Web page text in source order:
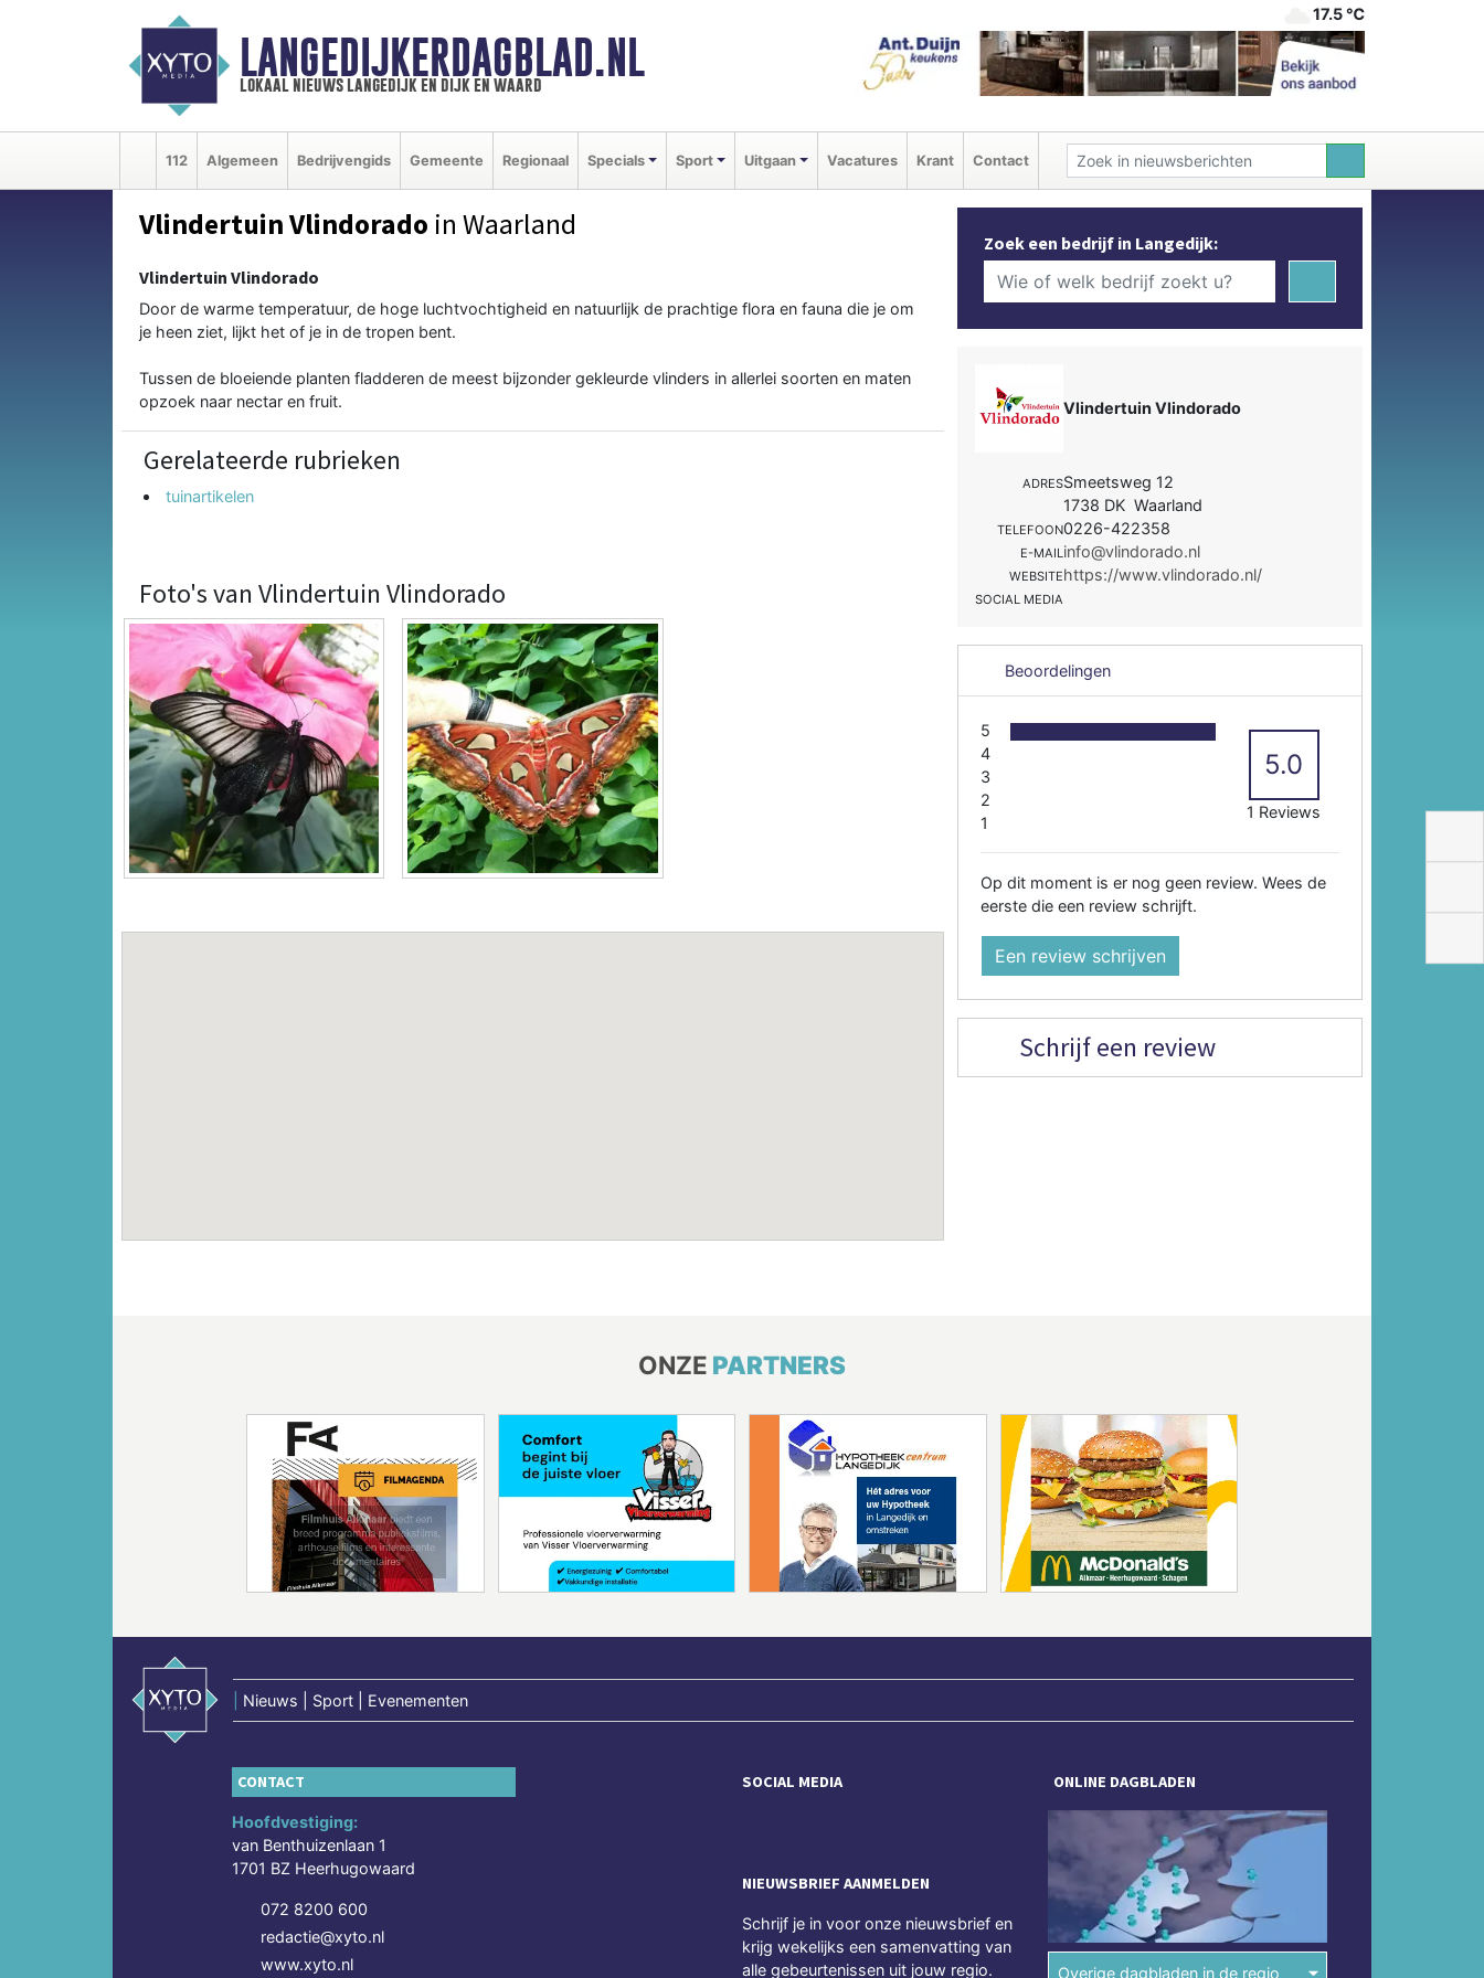
LANGEDIJKERDAGBLAD.NL
lokaal nieuws langedijk en dijk en waard
17.5 ℃
112 Algemeen Bedrijvengids Gemeente Regionaal Specials Sport Uitgaan Vacatures Krant Contact
Vlindertuin Vlindorado in Waarland
Vlindertuin Vlindorado
Door de warme temperatuur, de hoge luchtvochtigheid en natuurlijk de prachtige flora en fauna die je om
je heen ziet, lijkt het of je in de tropen bent.
Tussen de bloeiende planten fladderen de meest bijzonder gekleurde vlinders in allerlei soorten en maten
opzoek naar nectar en fruit.
Gerelateerde rubrieken
tuinartikelen
Foto's van Vlindertuin Vlindorado
Zoek een bedrijf in Langedijk:
Vlindertuin Vlindorado
ADRESSmeetsweg 12
1738 DK Waarland
TELEFOON0226-422358
E-MAILinfo@vlindorado.nl
WEBSITEhttps://www.vlindorado.nl/
SOCIAL MEDIA
Beoordelingen
5
4
3
2
1
5.0
1 Reviews
Op dit moment is er nog geen review. Wees de
eerste die een review schrijft.
Een review schrijven
Schrijf een review
ONZE PARTNERS
Nieuws | Sport | Evenementen
CONTACT
Hoofdvestiging:
van Benthuizenlaan 1
1701 BZ Heerhugowaard
072 8200 600
redactie@xyto.nl
www.xyto.nl
SOCIAL MEDIA
NIEUWSBRIEF AANMELDEN
Schrijf je in voor onze nieuwsbrief en
krijg wekelijks een samenvatting van
alle gebeurtenissen uit jouw regio.
ONLINE DAGBLADEN
Overige dagbladen in de regio